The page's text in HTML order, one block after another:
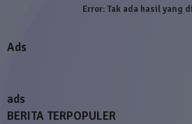
Error:Tak ada hasil yang
Ads
ads
BERITA TERPOPULER